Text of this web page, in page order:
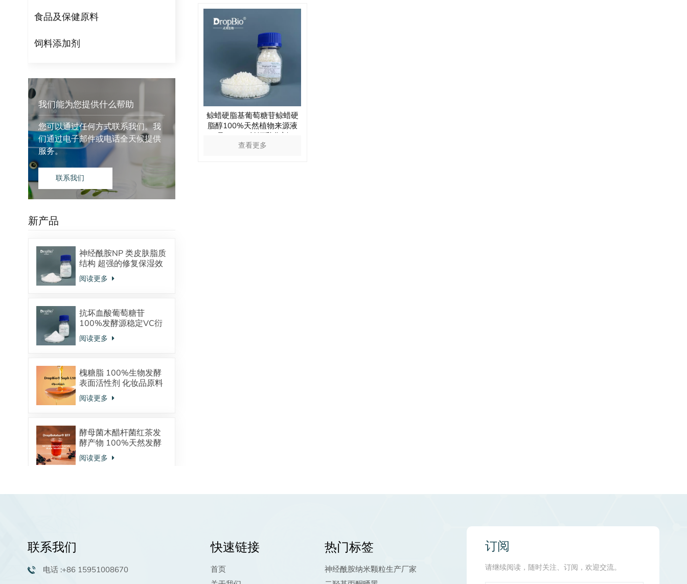
食品及保健原料
饲料添加剂
我们能为您提供什么帮助
您可以通过任何方式联系我们。我
们通过电子邮件或电话全天候提供
服务。
联系我们
新产品
神经酰胺NP 类皮肤脂质
结构 超强的修复保湿效
果 对抗皮炎效果显著
阅读更多
抗坏血酸葡萄糖苷
100%发酵源稳定VC衍
生物 美白抗氧化
阅读更多
槐糖脂 100%生物发酵
表面活性剂 化妆品原料
酸型内酯型混合物
阅读更多
酵母菌木醋杆菌红茶发
酵产物 100%天然发酵
来源 调节皮肤微生态
阅读更多
植物鞘氨醇：天然发酵
末供应商
鲸蜡硬脂基葡萄糖苷鲸蜡硬
脂醇100%天然植物来源液
晶cosmos认证乳化剂
查看更多
联系我们
电话 :+86 15951008670
快速链接
首页
热门标签
神经酰胺纳米颗粒生产厂家
订阅
请继续阅读，随时关注、订阅，欢迎交流。